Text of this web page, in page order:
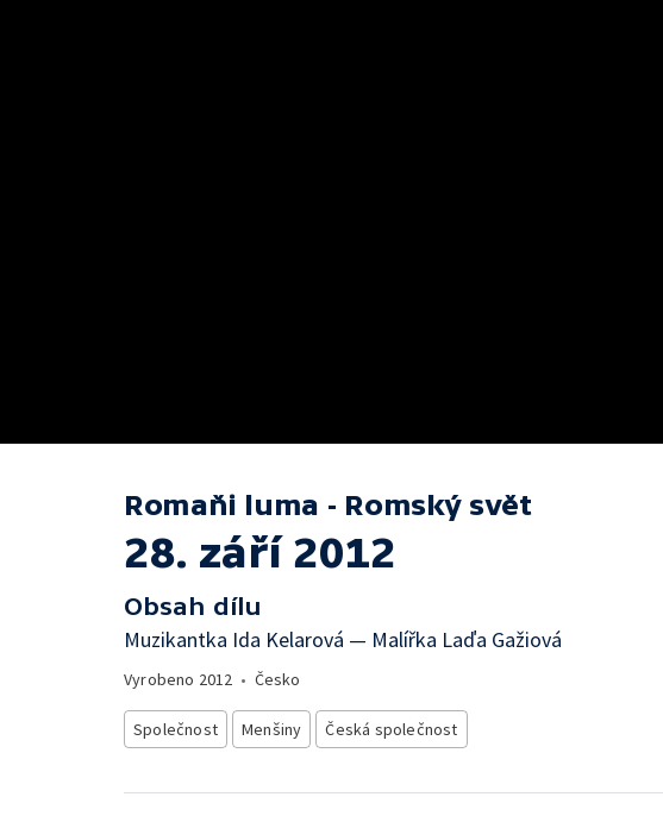
Romaňi luma - Romský svět
28. září 2012
Obsah dílu
Muzikantka Ida Kelarová — Malířka Laďa Gažiová
Vyrobeno 2012 • Česko
Společnost Menšiny Česká společnost